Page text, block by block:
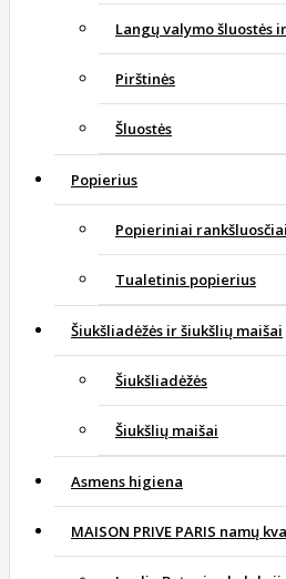
Langų valymo šluostės
Pirštinės
Šluostės
Popierius
Popieriniai
Tualetinis popierius
Šiukšliadėžės ir šiukšlių maišai
Šiukšliadėžės
Šiukšlių maišai
Asmens higiena
MAISON PRIVE PARIS namų